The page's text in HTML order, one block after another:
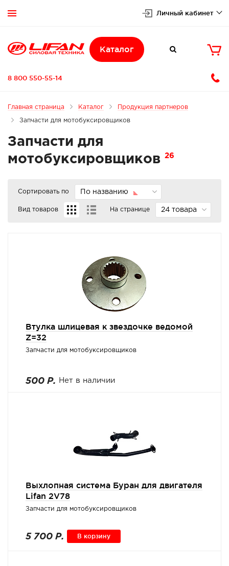
 Личный кабинет
Каталог  
8 800 550-55-14
Главная страница Каталог Продукция партнеров
Запчасти для мотобуксировщиков
Запчасти для
мотобуксировщиков
26
Сортировать по По названию
Вид товаров На странице 24 товара
Втулка шлицевая к звездочке ведомой
Z=32
Запчасти для мотобуксировщиков
500 Р. Нет в наличии
Выхлопная система Буран для двигателя
Lifan 2V78
Запчасти для мотобуксировщиков
5 700 Р. В корзину